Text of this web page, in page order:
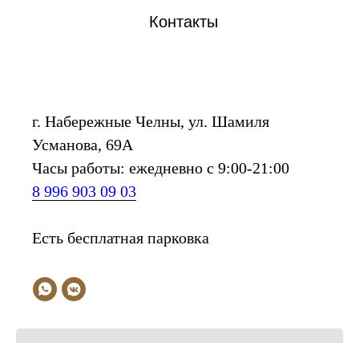
Контакты
г. Набережные Челны, ул. Шамиля
Усманова, 69А
Часы работы: ежедневно с 9:00-21:00
8 996 903 09 03
Есть бесплатная парковка